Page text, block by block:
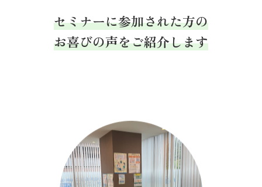
セミナーに参加された方の
お喜びの声をご紹介します